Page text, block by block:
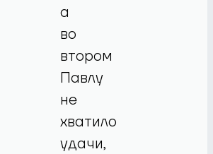
а
во
втором
Павлу
не
хватило
удачи,